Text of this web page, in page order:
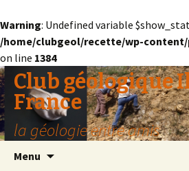
Warning: Undefined variable
/home/clubgeol/recette/wp-
on line 1384
Club géologique
France
la géologie entre amis
Menu